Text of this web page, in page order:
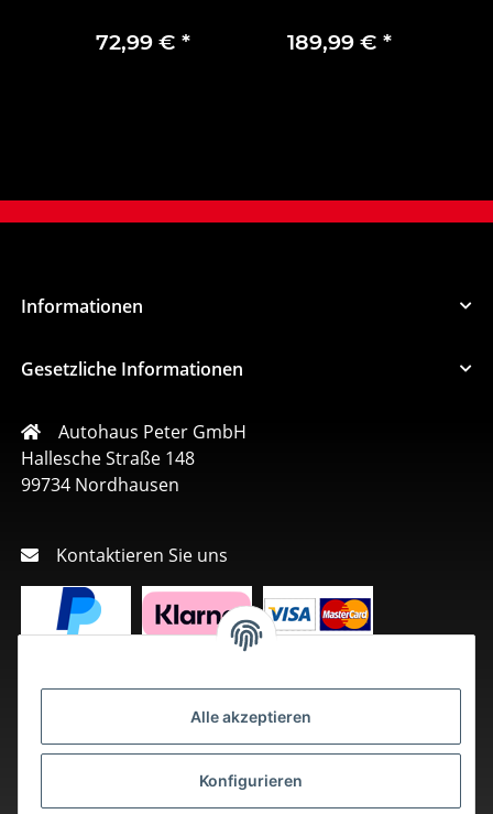
Alle akzeptieren
Konfigurieren
5970.98
72,99 € * 189,99 € *
Informationen
Gesetzliche Informationen
Autohaus Peter GmbH
Hallesche Straße 148
99734 Nordhausen
Kontaktieren Sie uns